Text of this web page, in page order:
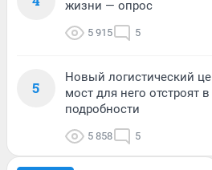
жизни — опрос
5 915 5
5
Новый логистический
мост для него отстроят
подробности
5 858 5